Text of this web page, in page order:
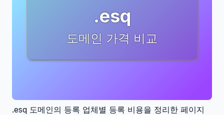
.esq
도메인 가격 비교
.esq 도메인의 등록 업체별 등록 비용을 정리한 페이지